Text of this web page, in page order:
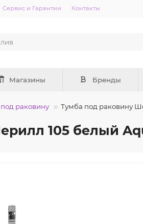
Сервис и Гарантии Контакты
Магазины Бренды
раковину Тумба под раковину
105 белый